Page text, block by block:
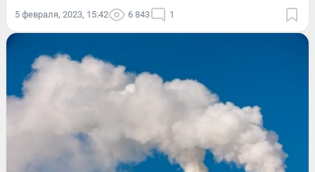
5 февраля, 2023, 15:42 6 843 1